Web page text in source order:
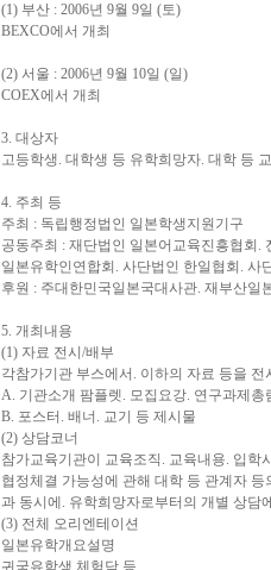
(1) 부산 : 2006년 9월 9일 (토)
BEXCO에서 개최
(2) 서울 : 2006년 9월 10일 (일)
COEX에서 개최
3. 대상자
고등학생. 대학생 등 유학희망자. 대학 등
4. 주최 등
주최 : 독립행정법인 일본학생지원기구
공동주최 : 재단법인 일본어교육진흥협회.
일본유학인연합회. 사단법인 한일협회. 사
후원 : 주대한민국일본국대사관. 재부산일
5. 개최내용
(1) 자료 전시/배부
각참가기관 부스에서. 이하의 자료 등을
A. 기관소개 팜플렛. 모집요강. 연구과제총
B. 포스터. 배너. 교기 등 제시물
(2) 상담코너
참가교육기관이 교육조직. 교육내용. 입학
협정체결 가능성에 관해 대학 등 관계자
과 동시에. 유학희망자로부터의 개별 상담
(3) 전체 오리엔테이션
일본유학개요설명
귀국유학생 체험담 등